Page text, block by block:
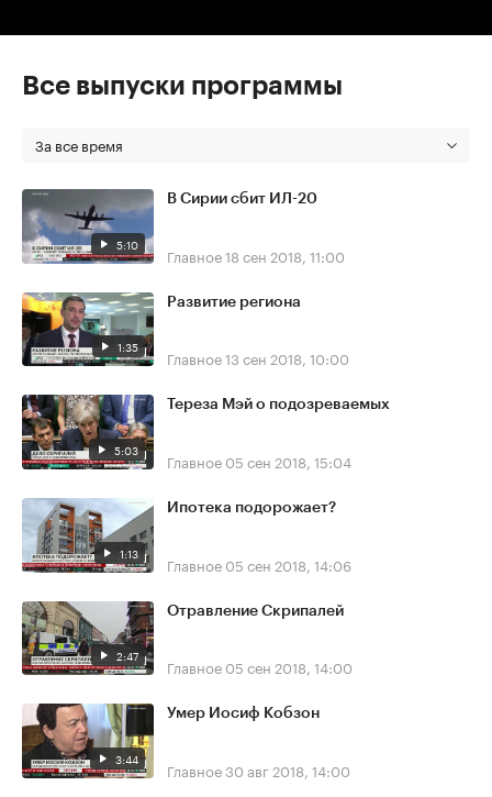
Все выпуски программы
За все время
5:10
В Сирии сбит ИЛ-20
Главное18 сен 2018, 11:00
1:35
Развитие региона
Главное13 сен 2018, 10:00
5:03
Тереза Мэй о подозреваемых
Главное 05 сен 2018, 15:04
1:13
Ипотека подорожает?
Главное 05 сен 2018, 14:06
2:47
Отравление Скрипалей
Главное 05 сен 2018, 14:00
3:44
Умер Иосиф Кобзон
Главное30 авг 2018, 14:00